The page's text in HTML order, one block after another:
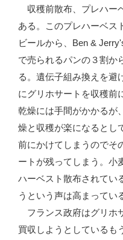
収穫前散布、プレハー
ある。このプレハーベス
ビールから、Ben &
で売られるパンの３割か
る。遺伝子組み換えを避
にグリホサートを収穫前
乾燥には手間がかかるが
燥と収穫が楽になるとし
前にかけてしまうのでそ
ートが残ってしまう。小
ハーベスト散布されてい
うという声は高まってい
フランス政府はグリホ
買収しようとしているも